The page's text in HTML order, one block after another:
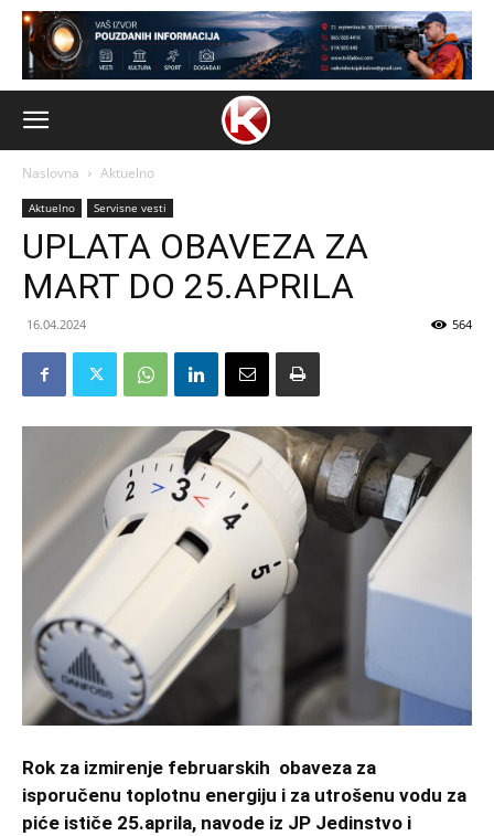
Naslovna Aktuelno
Aktuelno Servisne vesti
UPLATA OBAVEZA ZA
MART DO 25.APRILA
16.04.2024 564
Rok za izmirenje februarskih obaveza za
isporučenu toplotnu energiju i za utrošenu vodu za
piće ističe 25.aprila, navode iz JP Jedinstvo i